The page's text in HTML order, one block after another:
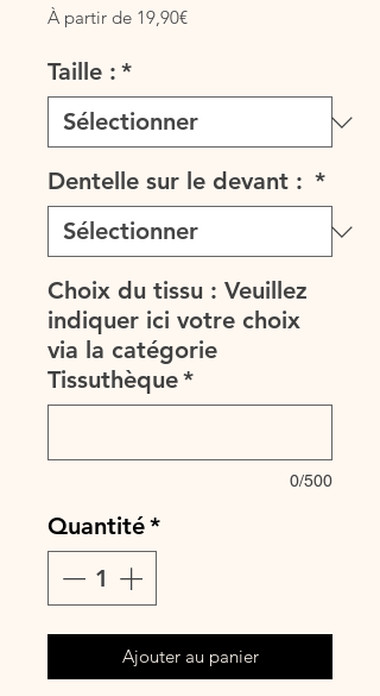
À partir de 19,90€Prix
Taille : *
Dentelle sur le devant : *
Choix du tissu : Veuillez
indiquer ici votre choix
via la catégorie
Tissuthèque*
0/500
Quantité*
Ajouter au panier